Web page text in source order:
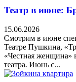
Театр в июне:
15.06.2026
Смотрим в июне
Театре Пушкина,
«Честная женщина»
театра. Июнь с...